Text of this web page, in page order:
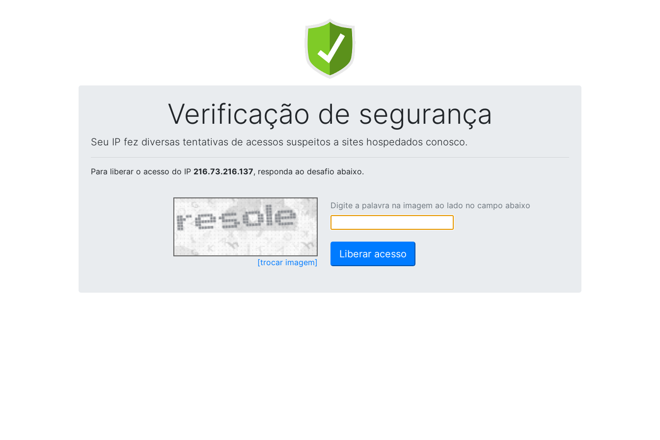
Verificação de segurança
Seu IP fez diversas tentativas de acessos suspeitos a sites hospedados conosco.
Para liberar o acesso do IP 216.73.216.137, responda ao desafio abaixo.
[trocar imagem]
Digite a palavra na imagem ao lado no campo abaixo